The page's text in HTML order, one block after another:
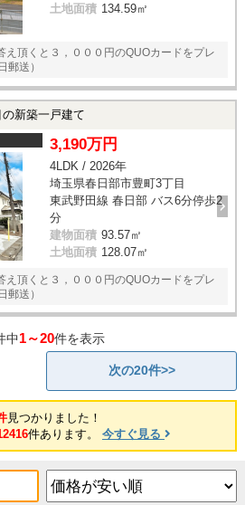
土地面積 134.59㎡
え頂くと３，０００円のQUOカードをプレ
郵送）
新築一戸建て
3,190万円
4LDK / 2026年
埼玉県春日部市豊町3丁目
東武野田線 春日部 バス6分停歩2
分
建物面積 93.57㎡
土地面積 128.07㎡
え頂くと３，０００円のQUOカードをプレ
郵送）
中1～20件を表示
次の20件>>
見つかりました！
件あります。 今すぐ見る